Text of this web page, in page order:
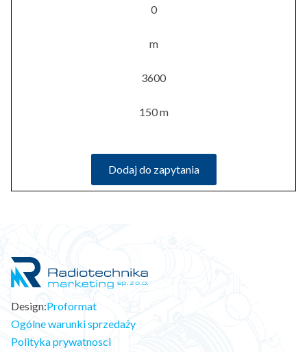
0
m
3600
150 m
Dodaj do zapytania
Design:Proformat
Ogólne warunki sprzedaży
Polityka prywatnosci